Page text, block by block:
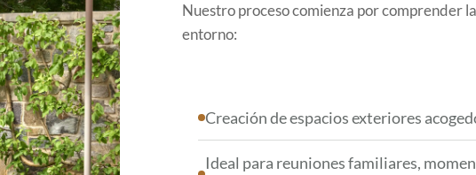
Nuestro proceso comienza por comprender
entorno:
Creación de espacios exteriores
Ideal para reuniones familiares,